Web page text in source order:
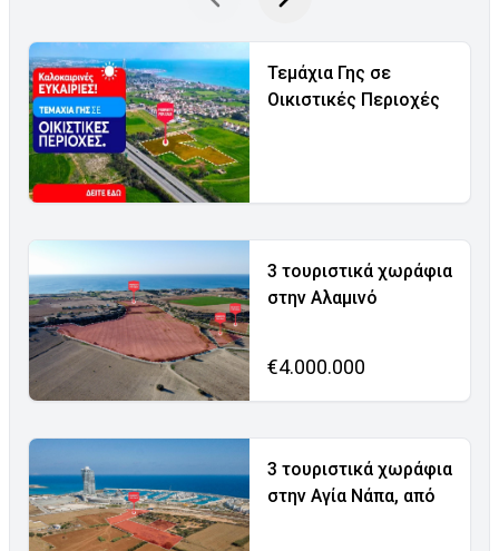
Τεμάχια Γης σε
Οικιστικές Περιοχές
3 τουριστικά χωράφια
στην Αλαμινό
€4.000.000
3 τουριστικά χωράφια
στην Αγία Νάπα, από